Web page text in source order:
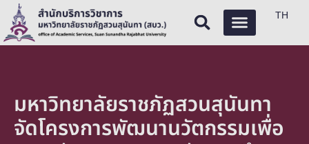
TH
มหาวิทยาลัยราชภัฏสวนสุนันทา
จัดโครงการพัฒนานวัตกรรมเพื่อ